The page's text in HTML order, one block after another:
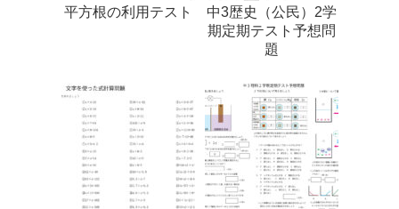
平方根の利用テスト
中3歴史（公民）2学
期定期テスト予想問
題